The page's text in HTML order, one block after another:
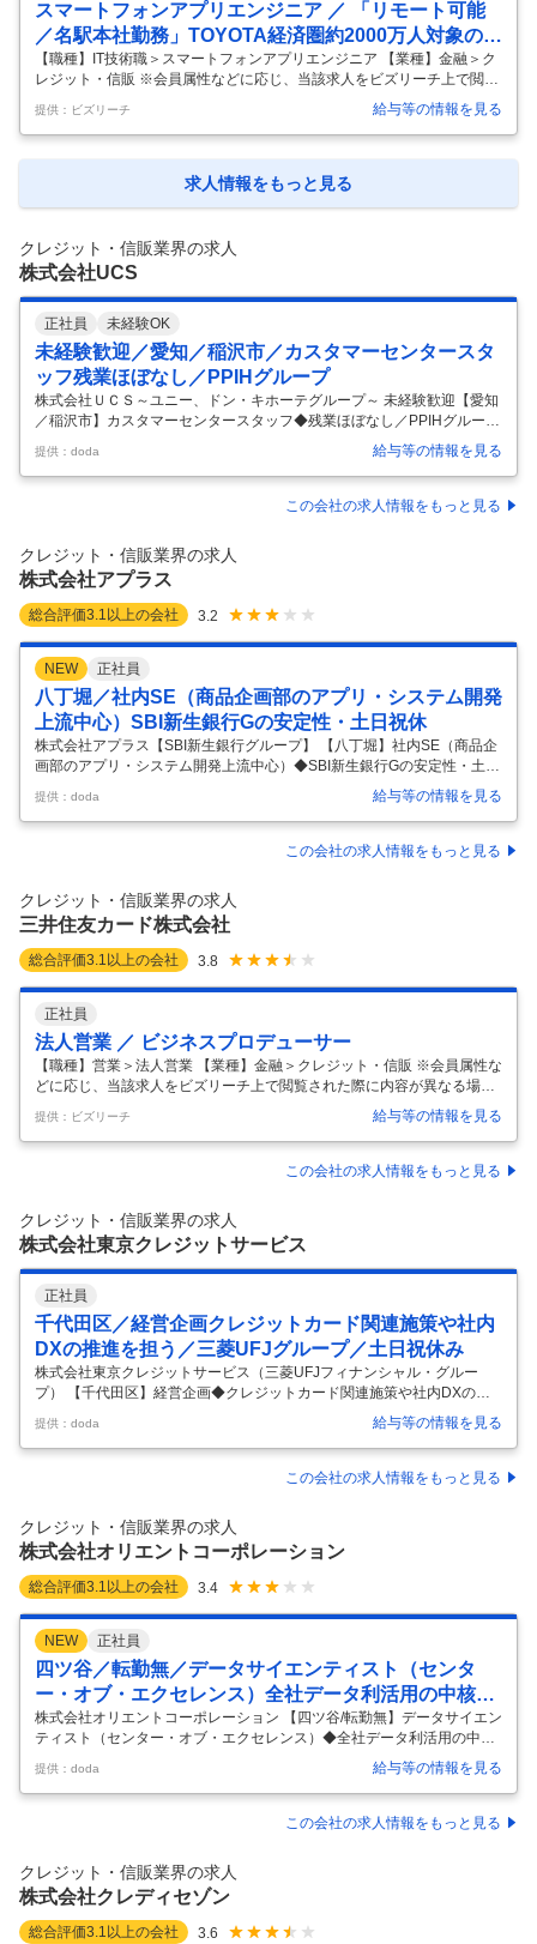
の販売会社との強固なネットワークを活かし、質の高い金融サービスを
提供しています。 ・クレジットカード事業：上記販売店および提携企業
の獲得チ…
スマートフォンアプリエンジニア ／ 「リモート可能
／名駅本社勤務」TOYOTA経済圏約2000万人対象のA
ndroidアプリ開発／金融領域に特化したプロフェッシ
ョナル
【職種】IT技術職＞スマートフォンアプリエンジニア 【業種】金融＞ク
レジット・信販 ※会員属性などに応じ、当該求人をビズリーチ上で閲覧
された際に内容が異なる場合があります 【当社について】 当社は、世界
35以上の国・地域でトップクラスの完成車グループにて、国内における
金融サービスを担っております。 主に、自動車販売に関する金融事業、
クレジットカード事業等を手掛けております。 自動車メーカー系金融会
社という立場から、グループの持つ技術やネットワークを活用し、 既存
笑顔…
提供：ビズリーチ 給与等の情報を見る
求人情報をもっと見る
クレジット・信販業界の求人
株式会社UCS
正社員 未経験OK
未経験歓迎／愛知／稲沢市／カスタマーセンタースタ
ッフ残業ほぼなし／PPIHグループ
株式会社ＵＣＳ～ユニー、ドン・キホーテグループ～ 未経験歓迎【愛知
／稲沢市】カスタマーセンタースタッフ◆残業ほぼなし／PPIHグループ
【仕事内容】 未経験歓迎【愛知／稲沢市】カスタマーセンタースタッフ
◆残業ほぼなし／PPIHグループ 【具体的な仕事内容】 ～支払サポー
ト・問い合わせ対応／分析業務／OJT研修／資格支援／チーム連携／残
業ほぼなし～ お客様が安心してキャッシュレスを利用できるよう、支払
協力しながら進めるスタイルのため、チームで動くことが好きな方にぴ
ったり！知識は入社後に身につけられるので、未経験からでも挑戦でき
ます。…
提供：doda 給与等の情報を見る
この会社の求人情報をもっと見る
クレジット・信販業界の求人
株式会社アプラス
総合評価3.1 以上の会社 3.2
NEW 正社員
八丁堀／社内SE（商品企画部のアプリ・システム開発
上流中心）SBI新生銀行Gの安定性・土日祝休
株式会社アプラス【SBI新生銀行グループ】 【八丁堀】社内SE（商品企
画部のアプリ・システム開発上流中心）◆SBI新生銀行Gの安定性・土日
祝休◆ 【仕事内容】 【八丁堀】社内SE（商品企画部のアプリ・システ
ム開発上流中心）◆SBI新生銀行Gの安定性・土日祝休◆ 【具体的な仕
事内容】 ≪Sier・ベンダー出身者歓迎／緊急作業年数回程度・土日祝
休・所定労働7時間20分／企画・設計メイン／在宅可／充実した福利厚
たシステムのアプリケーションの保守・開発に係る業務を担当いただき
ます。 キャッシュレス関連の業務に携われる機会も多く、世の中の
提供：doda 給与等の情報を見る
この会社の求人情報をもっと見る
クレジット・信販業界の求人
三井住友カード株式会社
総合評価3.1 以上の会社 3.8
正社員
法人営業 ／ ビジネスプロデューサー
【職種】営業＞法人営業 【業種】金融＞クレジット・信販 ※会員属性な
どに応じ、当該求人をビズリーチ上で閲覧された際に内容が異なる場合
があります 国内最大級のカード会員及び加盟店基盤を持つ三井住友カー
ドにて、当社が保有する膨大なキャッシュレスデータや、26年4月より
連結子会社として新たに設立されるVポイントマーケティング株式会社
が保有するVポイント会員データ等を活用した法人向けマーケティング
が保有する様々なデータアセット、ソリューションを軸に取引先企業の
課題解決、事業成長に貢献する ・売上目標達成のための担当クライアン
ト/領域で…
提供：ビズリーチ 給与等の情報を見る
この会社の求人情報をもっと見る
クレジット・信販業界の求人
株式会社東京クレジットサービス
正社員
千代田区／経営企画クレジットカード関連施策や社内
DXの推進を担う／三菱UFJグループ／土日祝休み
株式会社東京クレジットサービス（三菱UFJフィナンシャル・グルー
プ） 【千代田区】経営企画◆クレジットカード関連施策や社内DXの推
進を担う／三菱UFJグループ／土日祝休み 【仕事内容】 【千代田区】経
営企画◆クレジットカード関連施策や社内DXの推進を担う／三菱UFJグ
ループ／土日祝休み 【具体的な仕事内容】 ～主にクレジットカード関連
施策や社内DXの推進を担う／三菱UFJグループの安定経営基盤／転勤ナ
で、主にクレジットカード関連施策や社内DXの推進を担っていただきま
す。 ◇クレジットカード業務の施策立案・運営 ◇社内DXの推進
提供：doda 給与等の情報を見る
この会社の求人情報をもっと見る
クレジット・信販業界の求人
株式会社オリエントコーポレーション
総合評価3.1 以上の会社 3.4
NEW 正社員
四ツ谷／転勤無／データサイエンティスト（センタ
ー・オブ・エクセレンス）全社データ利活用の中核部
門
株式会社オリエントコーポレーション 【四ツ谷/転勤無】データサイエン
ティスト（センター・オブ・エクセレンス）◆全社データ利活用の中核
部門 【仕事内容】 【四ツ谷/転勤無】データサイエンティスト（センタ
ー・オブ・エクセレンス）◆全社データ利活用の中核部門 【具体的な仕
事内容】 【AIの力でビジネスを変革/機械学習・データ分析の経験を活か
し、最先端技術を実務レベルで展開/技術力・企画力・提案力を磨ける環
用し、収益拡大や業務課題の解決を支援する全社横断型のCoE（Center
of Excellence）部門です。業務プロセスの改善
提供：doda 給与等の情報を見る
この会社の求人情報をもっと見る
クレジット・信販業界の求人
株式会社クレディセゾン
総合評価3.1 以上の会社 3.6